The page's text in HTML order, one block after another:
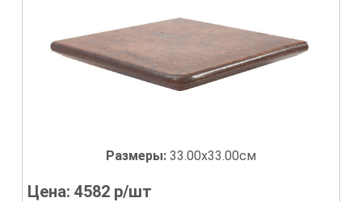
Размеры: 33.00x33.00см
Цена:4582 р/шт